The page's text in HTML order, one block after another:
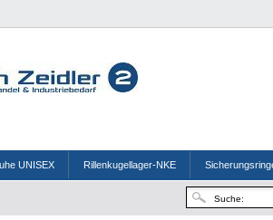
UNISEX Rillenkugellager-NKE